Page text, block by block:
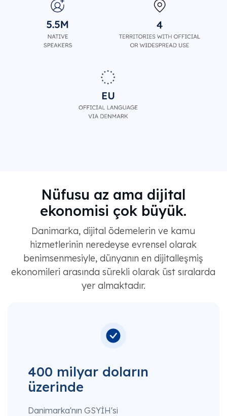
Nüfusu az ama dijital
ekonomisi çok büyük.
Danimarka, dijital ödemelerin ve kamu
hizmetlerinin neredeyse evrensel olarak
benimsenmesiyle, dünyanın en dijitalleşmiş
ekonomileri arasında sürekli olarak üst sıralarda
yer almaktadır.
400 milyar doların
üzerinde
Danimarka'nın GSYİH'si